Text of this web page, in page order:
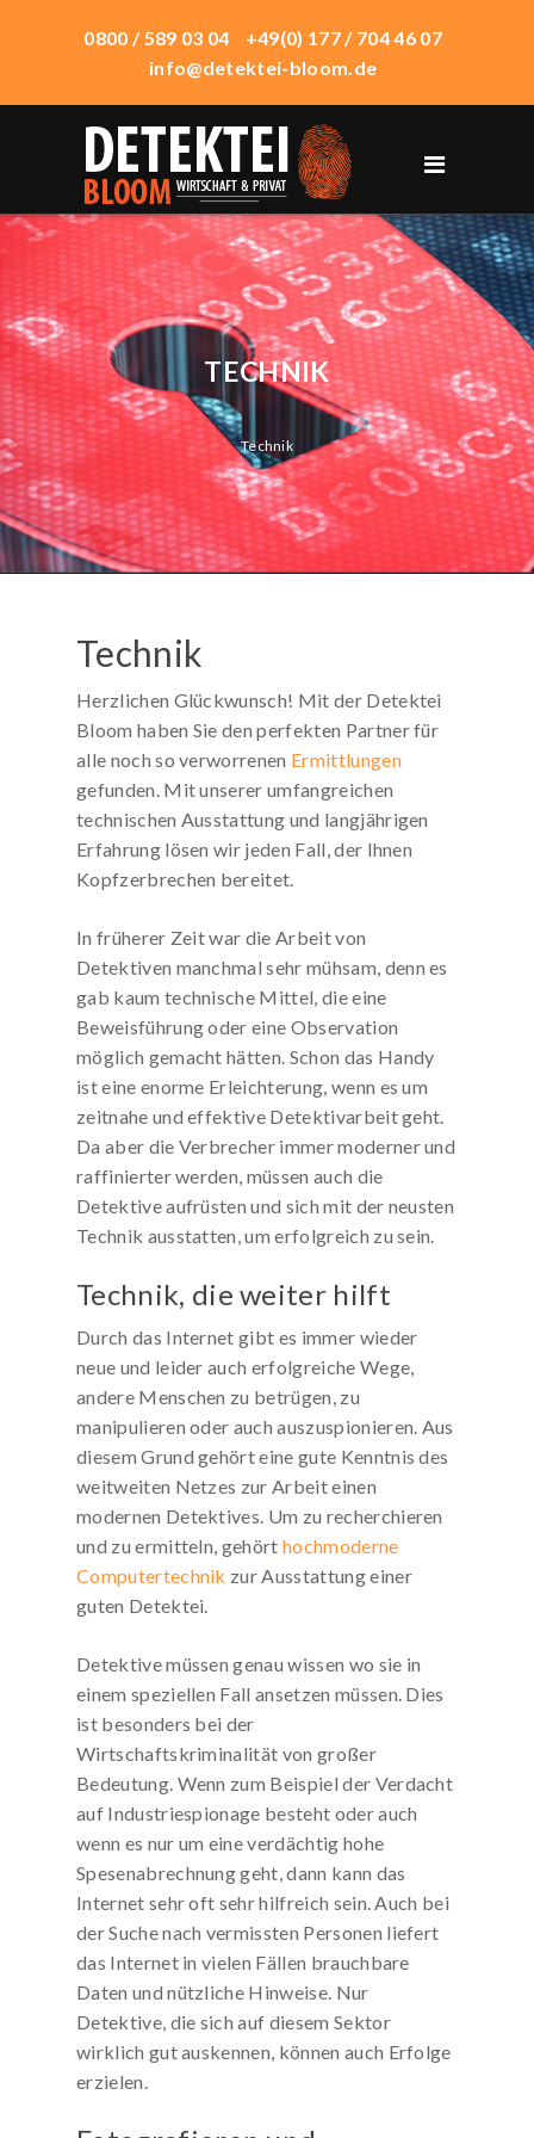
ÜBER UNS
WIRTSCHAFTSDETEKTEI
PRIVATDETEKTEI
TECHNIK
EINSATZORTE
HONORAR
KONTAKT
0800 / 589 03 04
0800 / 589 03 04
+49(0) 177 / 704 46 07
info@detektei-bloom.de
TECHNIK
Technik
Technik
Herzlichen Glückwunsch! Mit der Detektei
Bloom haben Sie den perfekten Partner für
alle noch so verworrenen Ermittlungen
gefunden. Mit unserer umfangreichen
technischen Ausstattung und langjährigen
Erfahrung lösen wir jeden Fall, der Ihnen
Kopfzerbrechen bereitet.
In früherer Zeit war die Arbeit von
Detektiven manchmal sehr mühsam, denn es
gab kaum technische Mittel, die eine
Beweisführung oder eine Observation
möglich gemacht hätten. Schon das Handy
ist eine enorme Erleichterung, wenn es um
zeitnahe und effektive Detektivarbeit geht.
Da aber die Verbrecher immer moderner und
raffinierter werden, müssen auch die
Detektive aufrüsten und sich mit der neusten
Technik ausstatten, um erfolgreich zu sein.
Technik, die weiter hilft
Durch das Internet gibt es immer wieder
neue und leider auch erfolgreiche Wege,
andere Menschen zu betrügen, zu
manipulieren oder auch auszuspionieren. Aus
diesem Grund gehört eine gute Kenntnis des
weitweiten Netzes zur Arbeit einen
modernen Detektives. Um zu recherchieren
und zu ermitteln, gehörthochmoderne
Computertechnik zur Ausstattung einer
guten Detektei.
Detektive müssen genau wissen wo sie in
einem speziellen Fall ansetzen müssen. Dies
ist besonders bei der
Wirtschaftskriminalität von großer
Bedeutung. Wenn zum Beispiel der Verdacht
auf Industriespionage besteht oder auch
wenn es nur um eine verdächtig hohe
Spesenabrechnung geht, dann kann das
Internet sehr oft sehr hilfreich sein. Auch bei
der Suche nach vermissten Personen liefert
das Internet in vielen Fällen brauchbare
Daten und nützliche Hinweise. Nur
Detektive, die sich auf diesem Sektor
wirklich gut auskennen, können auch Erfolge
erzielen.